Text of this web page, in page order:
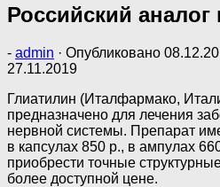
Российский аналог
- admin · Опубликовано
27.11.2019
Глиатилин (Италфармако,
предназначено для лечения
нервной системы. Препарат
в капсулах 850 р., в ампулах
приобрести точные
более доступной цене.